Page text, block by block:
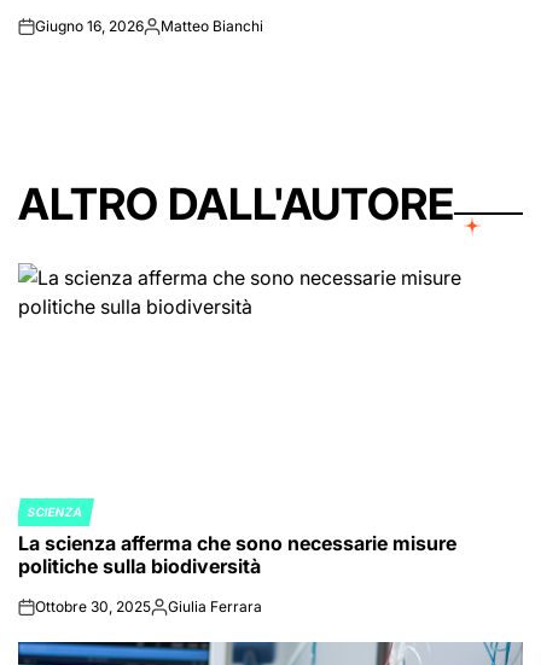
onGiugno 16, 2026Posted
Matteo Bianchi
ALTRO DALL'AUTORE
POSTED
IN
SCIENZA
La scienza afferma che sono necessarie misure
politiche sulla biodiversità
onOttobre 30, 2025Posted
Giulia Ferrara